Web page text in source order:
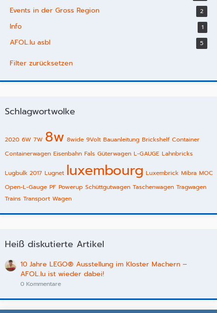
Events in der Gross Region 2
Info 1
AFOL.lu asbl 5
Filter zurücksetzen
Schlagwortwolke
2020 6W 7W 8w 8wide 9Volt Bauanleitung Brickshelf Container
Containerwagen Eisenbahn Fals Güterwagen L-GAUGE Lahnbricks
Lugbulk 2017 Lugnet luxembourg Luxembrick Mibra MOC
Open-L-Gauge PF Powerup Schüttgutwagen Taschenwagen Tragwagen
Trains Transport Wagen
Heiß diskutierte Artikel
10 Jahre LEGO® Ausstellung im Kloster Machern –
AFOL.lu ist wieder dabei!
0 Kommentare